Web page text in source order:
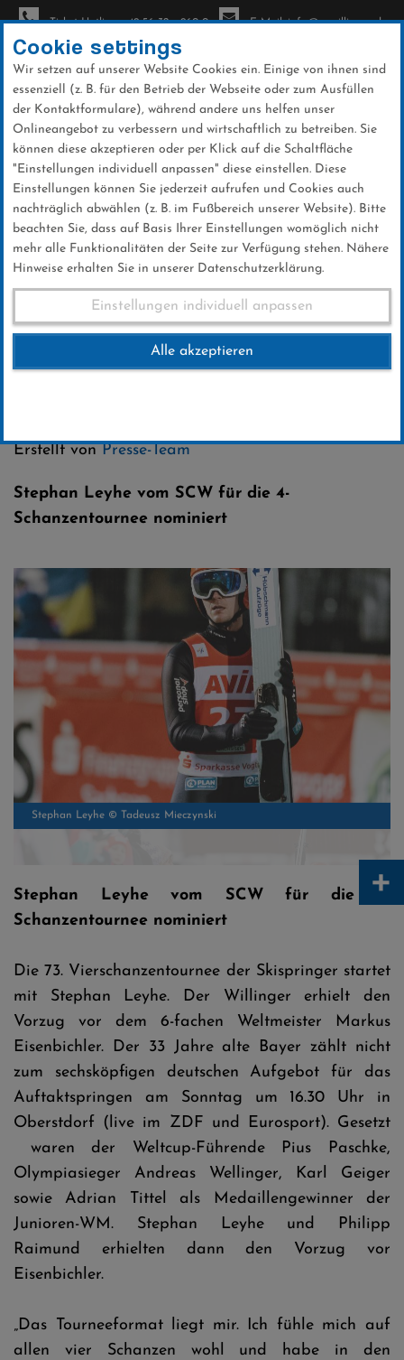
Direkt
zum
Inhalt
Ticket-Hotline: +49 56 32 - 960-0 E-Mail: info@sc-willingen.de
News
Stephan Leyhe für die 4-
Schanzentournee nominiert
Erstellt vonPresse-Team
Stephan Leyhe vom SCW für die 4-
Schanzentournee nominiert
Stephan Leyhe © Tadeusz Mieczynski
Stephan Leyhe © Tadeusz Mieczynski
Stephan Leyhe vom SCW für die 4-
Schanzentournee nominiert
Die 73. Vierschanzentournee der Skispringer startet
mit Stephan Leyhe. Der Willinger erhielt den
Vorzug vor dem 6-fachen Weltmeister Markus
Eisenbichler. Der 33 Jahre alte Bayer zählt nicht
zum sechsköpfigen deutschen Aufgebot für das
Auftaktspringen am Sonntag um 16.30 Uhr in
Oberstdorf (live im ZDF und Eurosport). Gesetzt
waren der Weltcup-Führende Pius Paschke,
Olympiasieger Andreas Wellinger, Karl Geiger
sowie Adrian Tittel als Medaillengewinner der
Junioren-WM. Stephan Leyhe und Philipp
Raimund erhielten dann den Vorzug vor
Eisenbichler.
„Das Tourneeformat liegt mir. Ich fühle mich auf
allen vier Schanzen wohl und habe in den
Cookie settings
Wir setzen auf unserer Website Cookies ein. Einige von ihnen sind
essenziell (z. B. für den Betrieb der Webseite oder zum Ausfüllen
der Kontaktformulare), während andere uns helfen unser
Onlineangebot zu verbessern und wirtschaftlich zu betreiben. Sie
können diese akzeptieren oder per Klick auf die Schaltfläche
"Einstellungen individuell anpassen" diese einstellen. Diese
Einstellungen können Sie jederzeit aufrufen und Cookies auch
nachträglich abwählen (z. B. im Fußbereich unserer Website). Bitte
beachten Sie, dass auf Basis Ihrer Einstellungen womöglich nicht
mehr alle Funktionalitäten der Seite zur Verfügung stehen. Nähere
Hinweise erhalten Sie in unserer Datenschutzerklärung.
Einstellungen individuell anpassen
Alle akzeptieren
+